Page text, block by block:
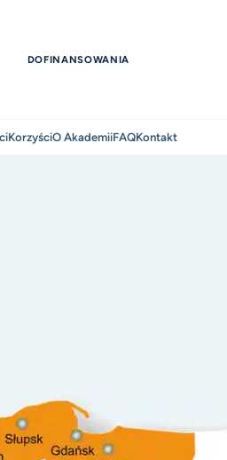
DOFINANSOWANIA
KorzyściO AkademiiFAQKontakt